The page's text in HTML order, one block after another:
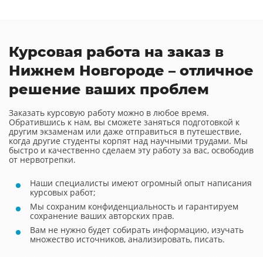
Курсовая работа на заказ в
Нижнем Новгороде – отличное
решение ваших проблем
Заказать курсовую работу можно в любое время.
Обратившись к нам, вы сможете заняться подготовкой к
другим экзаменам или даже отправиться в путешествие,
когда другие студенты корпят над научными трудами. Мы
быстро и качественно сделаем эту работу за вас, освободив
от нервотрепки.
Наши специалисты имеют огромный опыт написания
курсовых работ;
Мы сохраним конфиденциальность и гарантируем
сохранение ваших авторских прав.
Вам не нужно будет собирать информацию, изучать
множество источников, анализировать, писать.